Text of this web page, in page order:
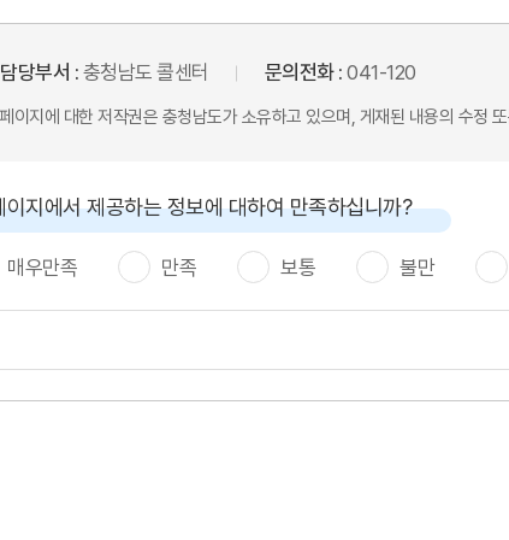
담당부서 : 충청남도 콜센터 문의전화 :041-120
이지에 대한 저작권은 충청남도가 소유하고 있으며, 게재된 내용의 수정
이지에서 제공하는 정보에 대하여 만족하십니까?
매우만족 만족 보통 불만